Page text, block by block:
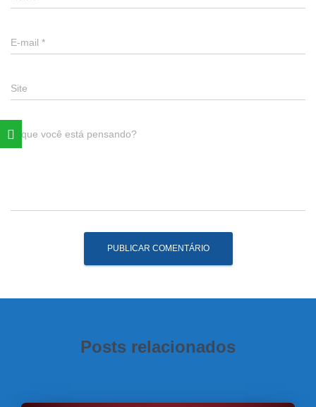
E-mail *
Site
O que você está pensando?
Posts relacionados